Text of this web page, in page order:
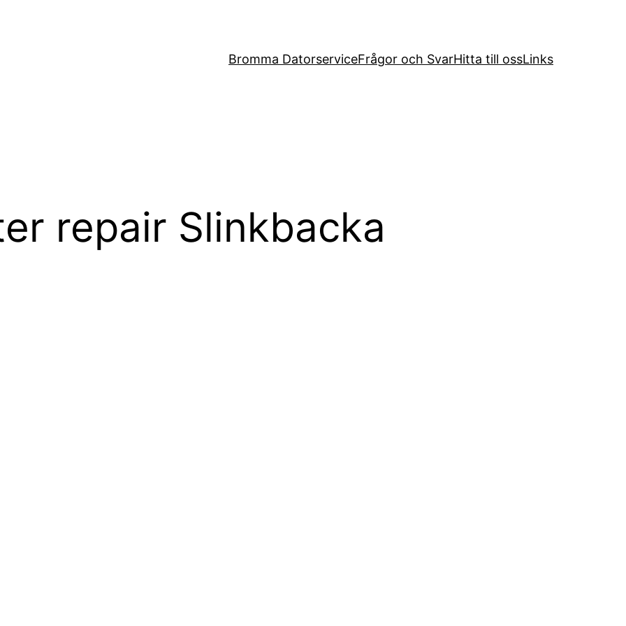
Bromma DatorserviceFrågor och SvarHitta till ossLinks
repair Slinkbacka